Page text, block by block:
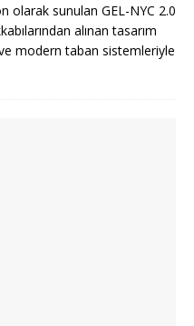
olarak sunulan GEL-NYC 2.0
alınan tasarım
modern taban sistemleriyle